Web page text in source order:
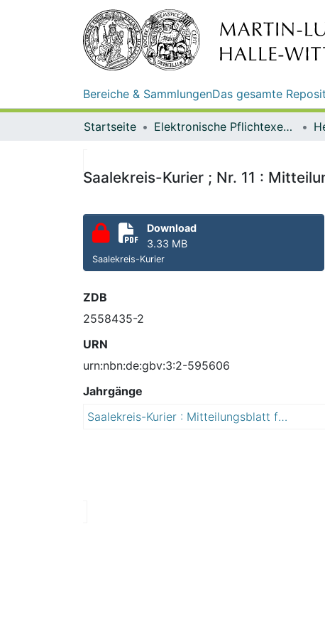
Bereiche & SammlungenDas gesamte
Startseite Elektronische Pflichtexemplare
Saalekreis-Kurier ; Nr. 11 :
Download
3.33 MB
Saalekreis-Kurier
ZDB
2558435-2
URN
urn:nbn:de:gbv:3:2-595606
Jahrgänge
Saalekreis-Kurier : Mitteilungsblatt für den Landkreis Saalekreis